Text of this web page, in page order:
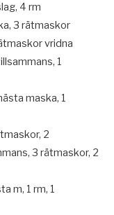
4 rm
3 rätmaskor
vridna
1
maska, 1
2
3 rätmaskor, 2
m, 1 rm, 1